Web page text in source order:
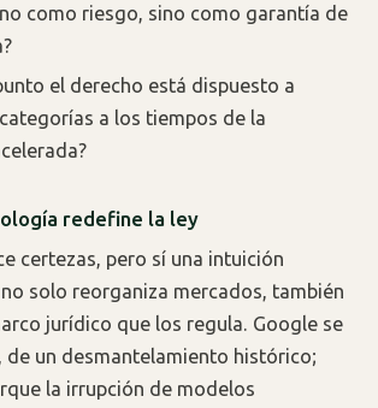
como riesgo, sino como garantía de
el derecho está dispuesto a
a los tiempos de la
redefine la ley
certezas, pero sí una intuición
solo reorganiza mercados, también
jurídico que los regula. Google se
de un desmantelamiento histórico;
la irrupción de modelos